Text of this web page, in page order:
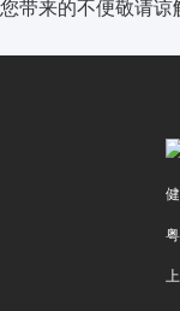
您带来的不便敬请谅